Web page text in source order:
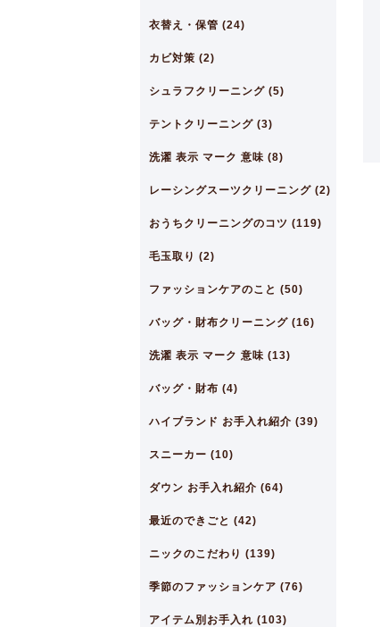
衣替え・保管 (24)
カビ対策 (2)
シュラフクリーニング (5)
テントクリーニング (3)
洗濯 表示 マーク 意味 (8)
レーシングスーツクリーニング (2)
おうちクリーニングのコツ (119)
毛玉取り (2)
ファッションケアのこと (50)
バッグ・財布クリーニング (16)
洗濯 表示 マーク 意味 (13)
バッグ・財布 (4)
ハイブランド お手入れ紹介 (39)
スニーカー (10)
ダウン お手入れ紹介 (64)
最近のできごと (42)
ニックのこだわり (139)
季節のファッションケア (76)
アイテム別お手入れ (103)